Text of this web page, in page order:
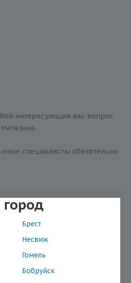
Брест
Несвиж
Гомель
Бобруйск
интересующий вас вопрос
специалисты обязательно